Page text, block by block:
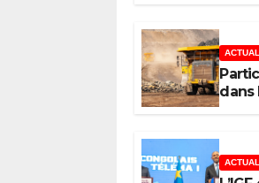
NEPAD)
dans